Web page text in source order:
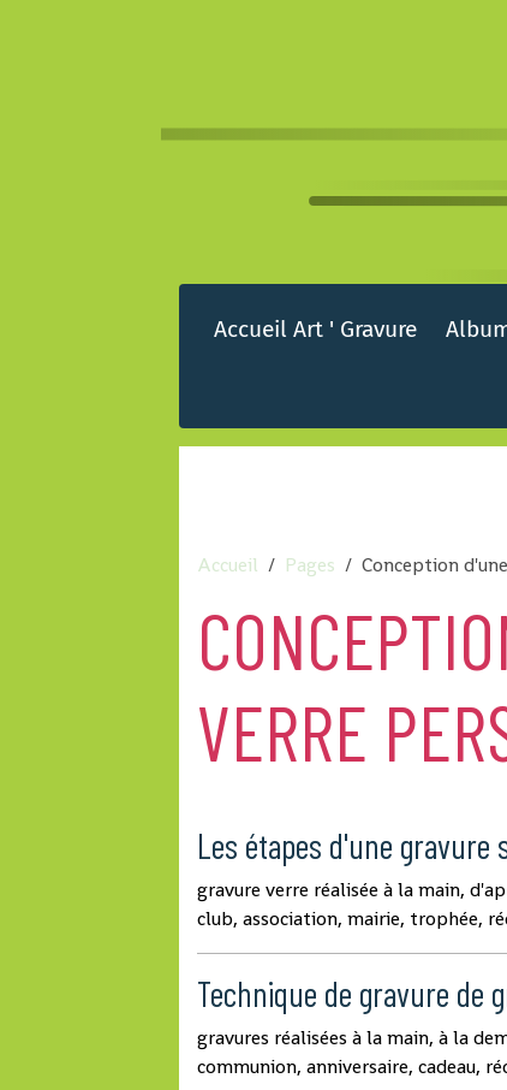
Accueil Art ' Gravure
Accueil Pages Conception
VERRE
Les étapes d'une
gravure verre réalisée à la main,
club, association, mairie, trophée,
Technique de gravure de
gravures réalisées à la main, à la
communion, anniversaire, cadeau,